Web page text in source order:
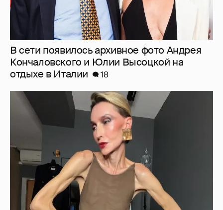
"Люблю своё тело". 52-летняя Наталья
Максимова показала фигуру в "голых"